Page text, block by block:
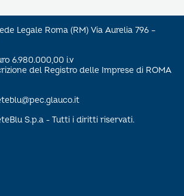
Legale Roma (RM) Via Aurelia 796 –
6.980.000,00 i.v
del Registro delle Imprese di ROMA
S.p.a - Tutti i diritti riservati.